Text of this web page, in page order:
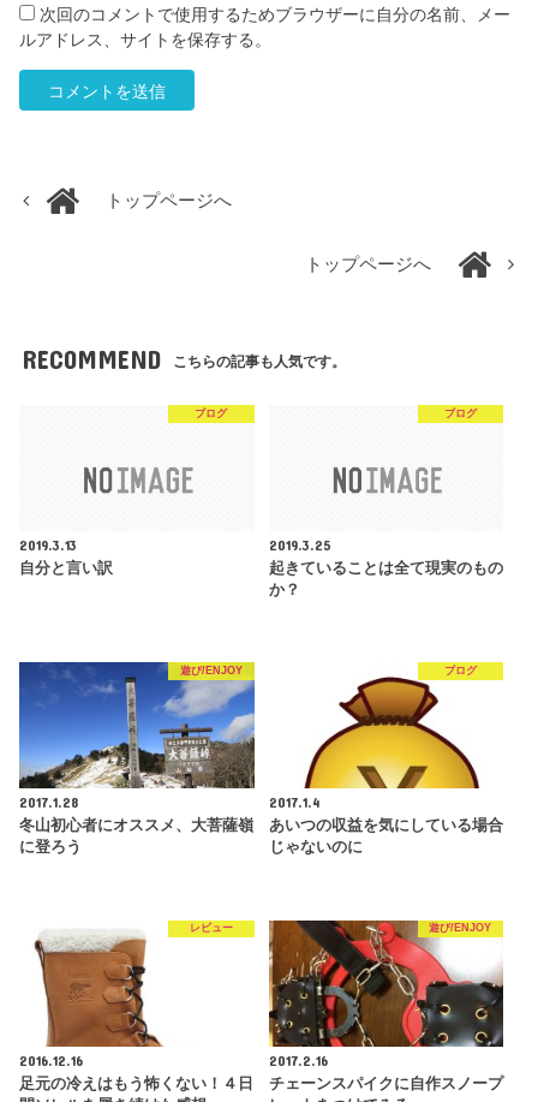
次回のコメントで使用するためブラウザーに自分の名前、メー
ルアドレス、サイトを保存する。
トップページへ
トップページへ
RECOMMEND こちらの記事も人気です。
ブログ
2019.3.13
自分と言い訳
ブログ
2019.3.25
起きていることは全て現実のもの
か？
遊び/ENJOY
2017.1.28
冬山初心者にオススメ、大菩薩嶺
に登ろう
ブログ
2017.1.4
あいつの収益を気にしている場合
じゃないのに
レビュー
2016.12.16
足元の冷えはもう怖くない！４日
遊び/ENJOY
2017.2.16
チェーンスパイクに自作スノープ